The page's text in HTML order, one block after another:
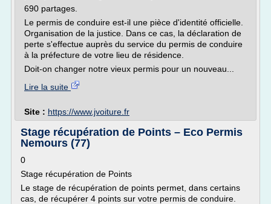
690 partages.
Le permis de conduire est-il une pièce d'identité officielle.
Organisation de la justice. Dans ce cas, la déclaration de
perte s'effectue auprès du service du permis de conduire
à la préfecture de votre lieu de résidence.
Doit-on changer notre vieux permis pour un nouveau...
Lire la suite
Site : https://www.jvoiture.fr
Stage récupération de Points – Eco Permis
Nemours (77)
0
Stage récupération de Points
Le stage de récupération de points permet, dans certains
cas, de récupérer 4 points sur votre permis de conduire.